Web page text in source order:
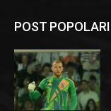
POST POPOLARI